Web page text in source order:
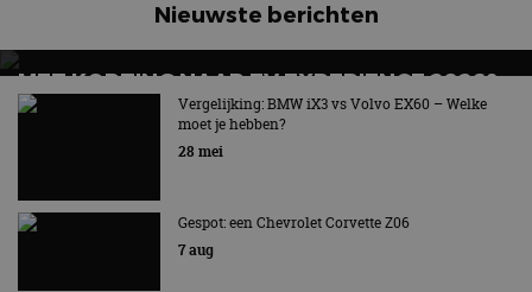
Nieuwste berichten
MET KORTING NAAR EV EXPERIENCE 2026?
AUTORAI REGELT HET!
EV Experience 2026 van 24 tot 26 september
Vergelijking: BMW iX3 vs Volvo EX60 – Welke
moet je hebben?
28 mei
Gespot: een Chevrolet Corvette Z06
7 aug